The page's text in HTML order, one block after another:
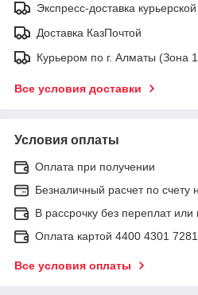
Экспресс-доставка
Доставка КазПочтой
Курьером по г. Алматы (Зона
Все условия доставки
Условия оплаты
Оплата при получении
Безналичный расчет по
В рассрочку без переплат или
Оплата картой 4400 4301
Все условия оплаты